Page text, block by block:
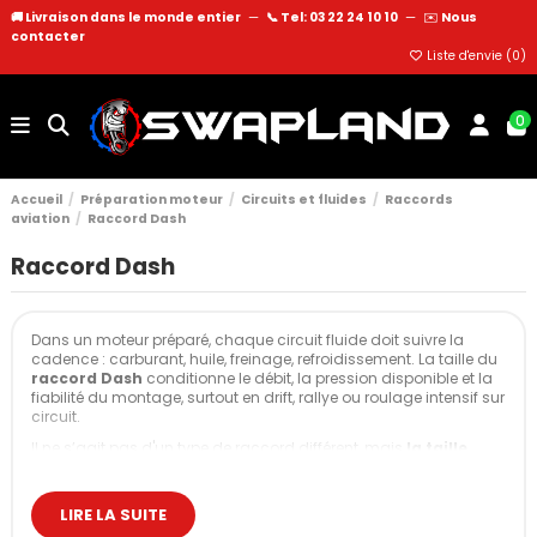
🚚 Livraison dans le monde entier — 📞 Tel: 03 22 24 10 10 — ✉️ Nous
contacter
Liste d'envie (0)
0
Accueil Préparation moteur Circuits et fluides
Raccords
aviation
Raccord Dash
Raccord Dash
Dans un moteur préparé, chaque circuit fluide doit suivre la
cadence : carburant, huile, freinage, refroidissement. La taille du
raccord Dash conditionne le débit, la pression disponible et la
fiabilité du montage, surtout en drift, rallye ou roulage intensif sur
circuit.
Il ne s’agit pas d'un type de raccord différent, mais
capacités de débit adaptées à des usages bien précis.
LIRE LA SUITE